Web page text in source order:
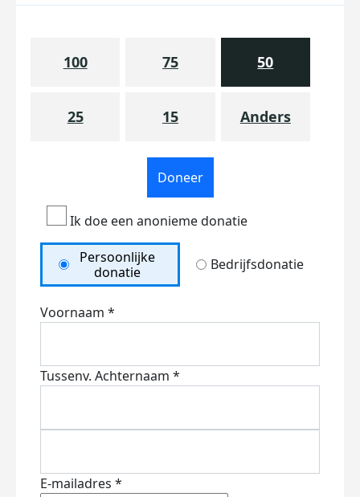
100 75 50
25 15 Anders
Doneer
Ik doe een anonieme donatie
Persoonlijke
donatie
Bedrijfsdonatie
Voornaam *
Tussenv. Achternaam *
E-mailadres *